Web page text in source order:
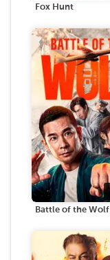
Fox Hunt
Battle of the Wolf